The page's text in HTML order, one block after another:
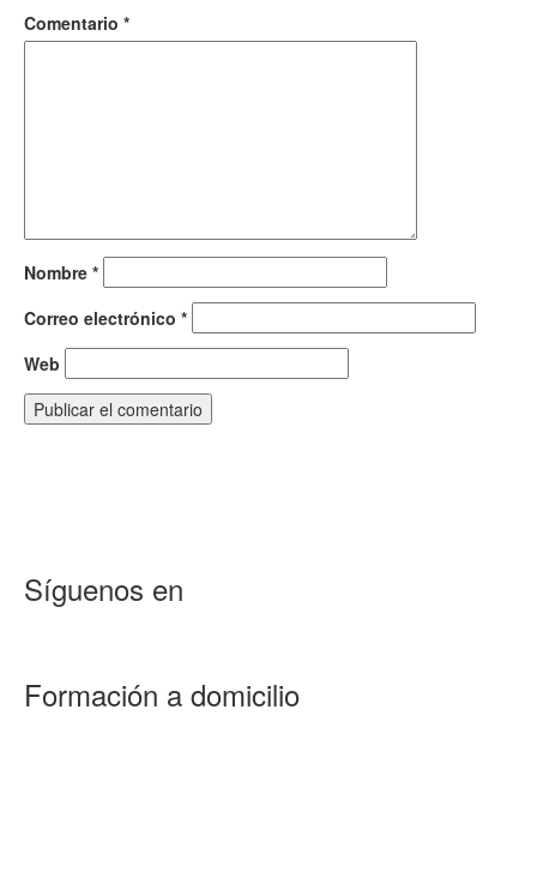
Comentario *
Nombre *
Correo electrónico *
Web
Síguenos en
Formación a domicilio